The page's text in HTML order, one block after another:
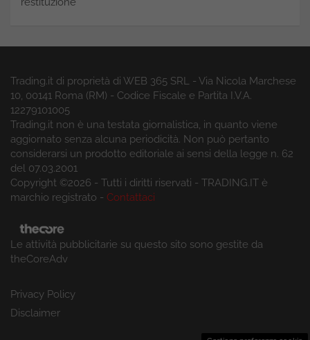
Trading.it di proprietà di WEB 365 SRL - Via Nicola Marchese
10, 00141 Roma (RM) - Codice Fiscale e Partita I.V.A.
12279101005
Trading.it non è una testata giornalistica, in quanto viene
aggiornato senza alcuna periodicità. Non può pertanto
considerarsi un prodotto editoriale ai sensi della legge n. 62
del 07.03.2001
Copyright ©2026 - Tutti i diritti riservati - TRADING.IT è
marchio registrato - Contattaci
Le attività pubblicitarie su questo sito sono gestite da
theCoreAdv
Privacy Policy
Disclaimer